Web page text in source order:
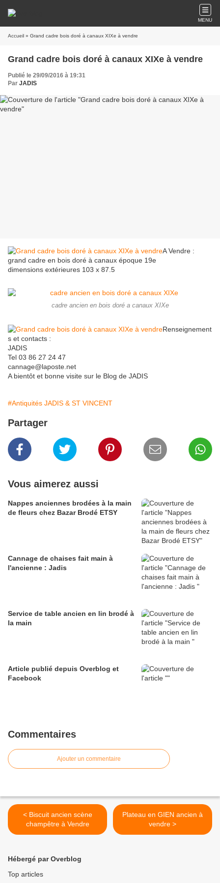
MENU
Accueil » Grand cadre bois doré à canaux XIXe à vendre
Grand cadre bois doré à canaux XIXe à vendre
Publié le 29/09/2016 à 19:31
Par JADIS
A Vendre :
grand cadre en bois doré à canaux époque 19e
dimensions extérieures 103 x 87.5
cadre ancien en bois doré a canaux XIXe
Renseignement
s et contacts :
JADIS
Tel 03 86 27 24 47
cannage@laposte.net
A bientôt et bonne visite sur le Blog de JADIS
#Antiquités JADIS & ST VINCENT
Partager
Vous aimerez aussi
Nappes anciennes brodées à la main
de fleurs chez Bazar Brodé ETSY
Cannage de chaises fait main à
l'ancienne : Jadis
Service de table ancien en lin brodé à
la main
Article publié depuis Overblog et
Facebook
Commentaires
Ajouter un commentaire
< Biscuit ancien scène
champêtre à Vendre
Plateau en GIEN ancien à
vendre >
Hébergé par Overblog
Top articles